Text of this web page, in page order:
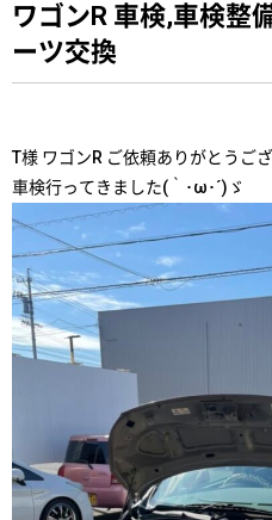
ワゴンR 車検,車検整
ーツ交換
T様 ワゴンR ご依頼ありがとうご
車検行ってきました(｀･ω･´)ゞ